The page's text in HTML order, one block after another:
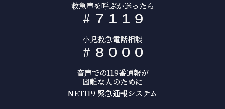
救急車を呼ぶか迷ったら
# 7 1 1 9
小児救急電話相談
# 8 0 0 0
音声での119番通報が
困難な人のために
NET119 緊急通報システム